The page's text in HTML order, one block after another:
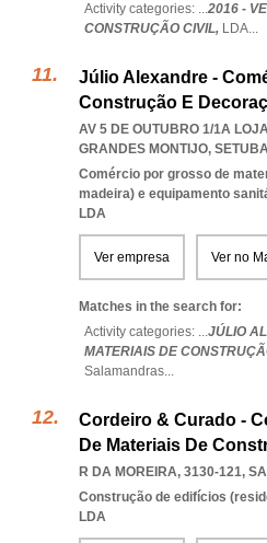
Activity categories: ...2016 -
CONSTRUÇÃO CIVIL, LDA...
Júlio Alexandre -
Construção E
AV 5 DE OUTUBRO 1/1A
GRANDES MONTIJO,
Comércio por grosso de
madeira) e equipamento
LDA
Ver empresa Ver no
Matches in the search for:
Activity categories: ...JÚLIO
MATERIAIS DE
Salamandras...
Cordeiro & Curado -
De Materiais De
R DA MOREIRA, 3130-121,
Construção de edifícios
LDA